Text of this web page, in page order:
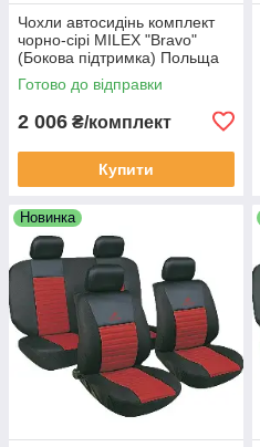
Чохли автосидінь комплект
чорно-сірі MILEX "Bravo"
(Бокова підтримка) Польща
Готово до відправки
2 006 ₴/комплект
Купити
Новинка